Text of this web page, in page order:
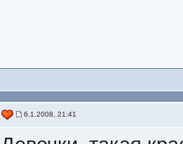
6.1.2008, 21:41